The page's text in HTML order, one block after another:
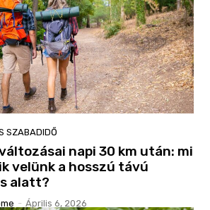
SZABADIDŐ
napi 30 km után: mi
velünk a hosszú távú
alatt?
- Április 6, 2026